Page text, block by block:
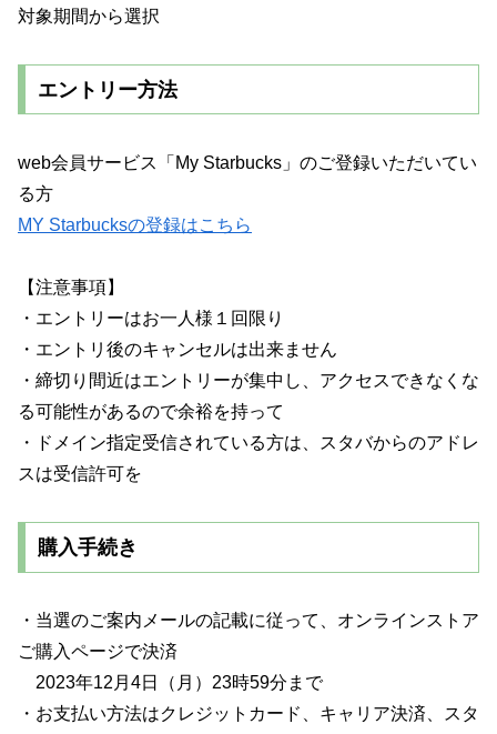
対象期間から選択
エントリー方法
web会員サービス「My Starbucks」のご登録いただいてい
る方
MY Starbucksの登録はこちら
【注意事項】
・エントリーはお一人様１回限り
・エントリ後のキャンセルは出来ません
・締切り間近はエントリーが集中し、アクセスできなくな
る可能性があるので余裕を持って
・ドメイン指定受信されている方は、スタバからのアドレ
スは受信許可を
購入手続き
・当選のご案内メールの記載に従って、オンラインストア
ご購入ページで決済
2023年12月4日（月）23時59分まで
・お支払い方法はクレジットカード、キャリア決済、スタ